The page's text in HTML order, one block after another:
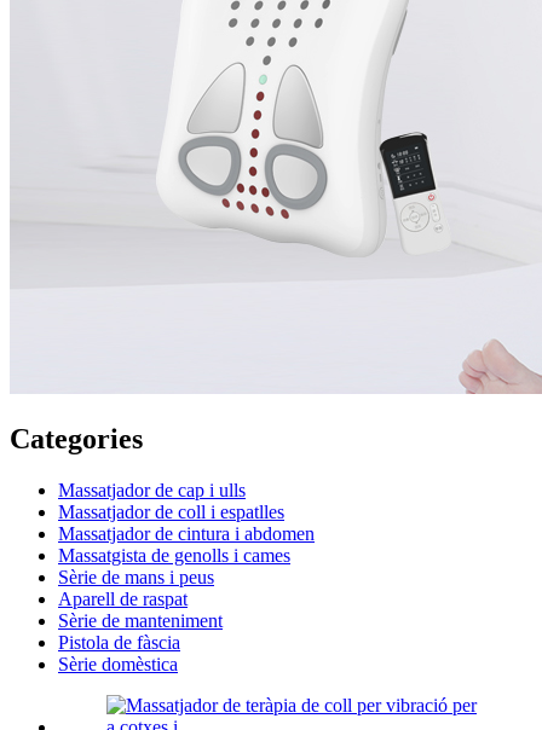
Categories
Massatjador de cap i ulls
Massatjador de coll i espatlles
Massatjador de cintura i abdomen
Massatgista de genolls i cames
Sèrie de mans i peus
Aparell de raspat
Sèrie de manteniment
Pistola de fàscia
Sèrie domèstica